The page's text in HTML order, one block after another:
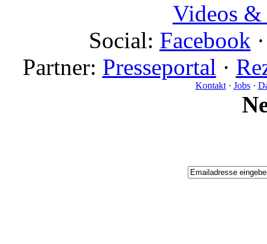
Videos
Social: Facebook
Partner: Presseportal ·
Kontakt· Jobs·